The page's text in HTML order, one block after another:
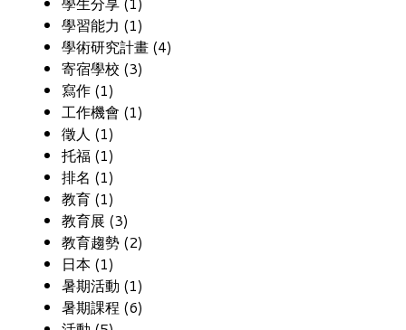
學習能力 (1)
學術研究計畫 (4)
寄宿學校 (3)
寫作 (1)
工作機會 (1)
徵人 (1)
托福 (1)
排名 (1)
教育 (1)
教育展 (3)
教育趨勢 (2)
日本 (1)
暑期活動 (1)
暑期課程 (6)